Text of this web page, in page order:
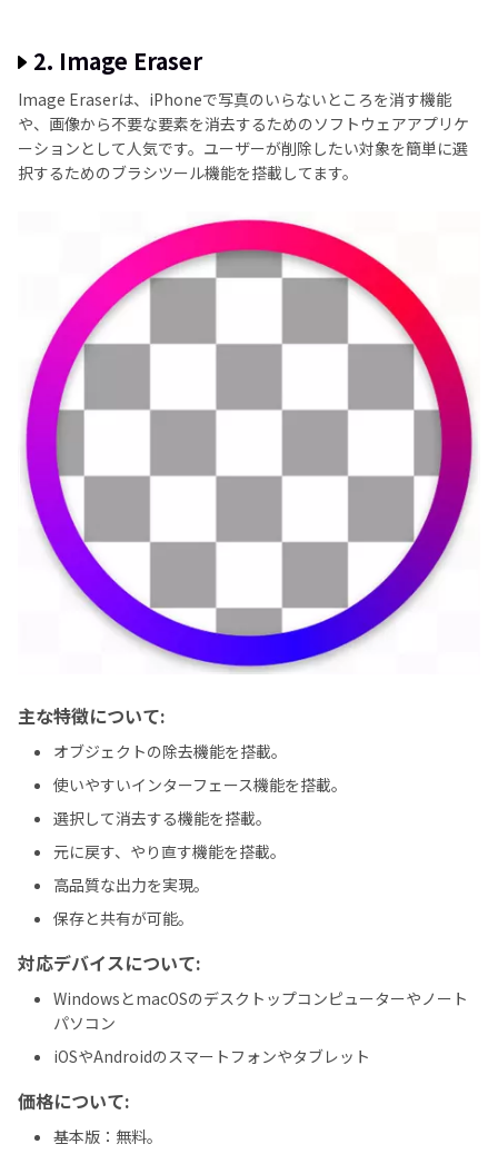
2. Image Eraser
Image Eraserは、iPhoneで写真のいらないところを消す機能
や、画像から不要な要素を消去するためのソフトウェアアプリケ
ーションとして人気です。ユーザーが削除したい対象を簡単に選
択するためのブラシツール機能を搭載してます。
主な特徴について:
オブジェクトの除去機能を搭載。
使いやすいインターフェース機能を搭載。
選択して消去する機能を搭載。
元に戻す、やり直す機能を搭載。
高品質な出力を実現。
保存と共有が可能。
対応デバイスについて:
WindowsとmacOSのデスクトップコンピューターやノート
パソコン
iOSやAndroidのスマートフォンやタブレット
価格について:
基本版：無料。